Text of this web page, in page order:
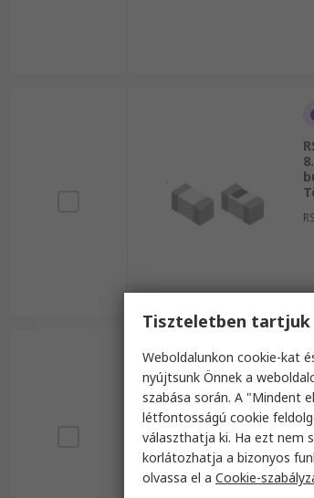
Tiszteletben tartjuk
Weboldalunkon cookie-kat
nyújtsunk Önnek a
szabása során. A "Mindent
létfontosságú cookie
választhatja ki. Ha ezt nem
korlátozhatja a bizonyos
olvassa el a Cookie-